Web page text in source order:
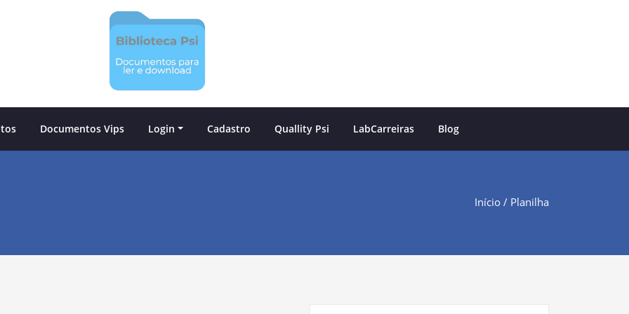
Documentos Vips Login Cadastro Quallity Psi LabCarreiras Blog
Início / Planilha